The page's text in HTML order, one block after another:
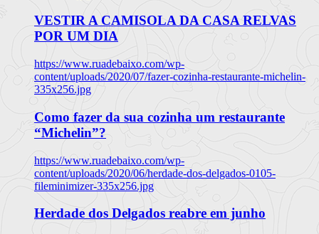
VESTIR A CAMISOLA DA CASA RELVAS
POR UM DIA
https://www.ruadebaixo.com/wp-
content/uploads/2020/07/fazer-cozinha-restaurante-michelin-
335x256.jpg
Como fazer da sua cozinha um restaurante
“Michelin”?
https://www.ruadebaixo.com/wp-
content/uploads/2020/06/herdade-dos-delgados-0105-
fileminimizer-335x256.jpg
Herdade dos Delgados reabre em junho